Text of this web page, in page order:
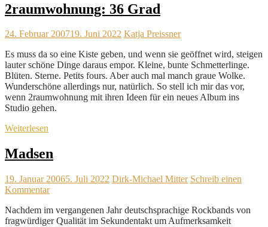
2raumwohnung: 36 Grad
24. Februar 200719. Juni 2022 Katja Preissner
Es muss da so eine Kiste geben, und wenn sie geöffnet wird, steigen
lauter schöne Dinge daraus empor. Kleine, bunte Schmetterlinge.
Blüten. Sterne. Petits fours. Aber auch mal manch graue Wolke.
Wunderschöne allerdings nur, natürlich. So stell ich mir das vor,
wenn 2raumwohnung mit ihren Ideen für ein neues Album ins
Studio gehen.
Weiterlesen
Madsen
19. Januar 20065. Juli 2022 Dirk-Michael Mitter Schreib einen
Kommentar
Nachdem im vergangenen Jahr deutschsprachige Rockbands von
fragwürdiger Qualität im Sekundentakt um Aufmerksamkeit